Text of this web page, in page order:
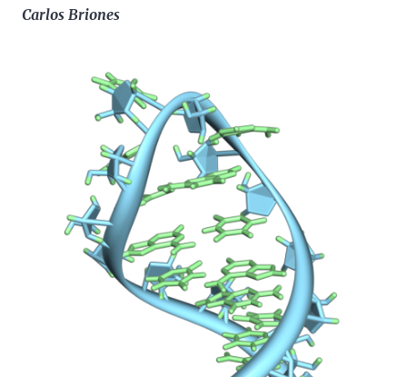
Carlos Briones